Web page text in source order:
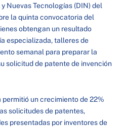
Nuevas Tecnologías (DIN) del
la quinta convocatoria del
obtengan un resultado
especializada, talleres de
semanal para preparar la
solicitud de patente de invención
un crecimiento de 22%
solicitudes de patentes,
presentadas por inventores de